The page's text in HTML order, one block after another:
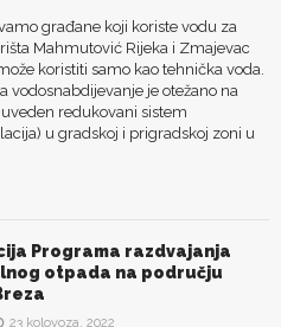
građane koji koriste vodu za
Mahmutović Rijeka i Zmajevac
koristiti samo kao tehnička voda.
vodosnabdijevanje je otežano na
redukovani sistem
u gradskoj i prigradskoj zoni u
Programa razdvajanja
otpada na području
23 kolovoza, 2022